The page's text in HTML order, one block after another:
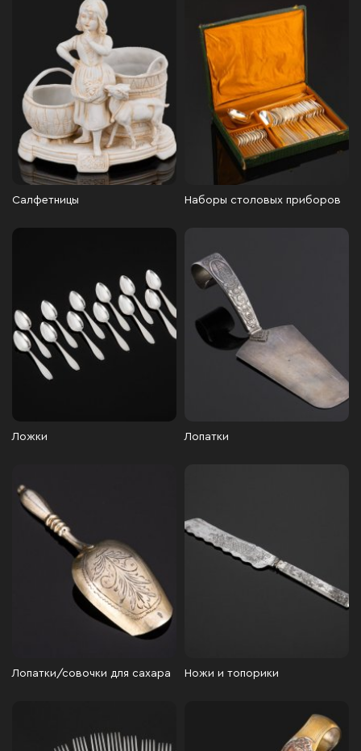
Салфетницы Наборы столовых приборов
Ложки Лопатки
Лопатки/совочки для сахара Ножи и топорики